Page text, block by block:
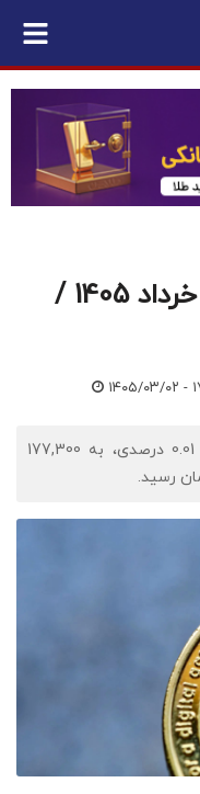
قیمت تتر امروز شنبه ۲ خرداد 1405 /
۰۳/۰۲ - ۱۷:۰۷
اقتصادنیوز: قیمت تتر امروز با کاهش 0.01 درصدی، به 177,300
رسید.